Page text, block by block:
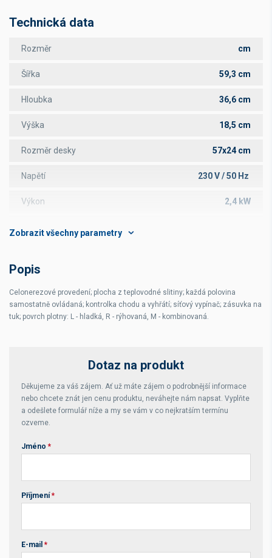
Technická data
Rozměr cm
Šířka 59,3 cm
Hloubka 36,6 cm
Výška 18,5 cm
Rozměr desky 57x24 cm
Napětí 230 V / 50 Hz
Výkon 2,4 kW
Rozsah teplot
Popis
Celonerezové provedení; plocha z teplovodné slitiny; každá polovina
samostatně ovládaná; kontrolka chodu a vyhřátí; síťový vypínač; zásuvka na
tuk; povrch plotny: L - hladká, R - rýhovaná, M - kombinovaná.
Dotaz na produkt
Děkujeme za váš zájem. Ať už máte zájem o podrobnější informace
nebo chcete znát jen cenu produktu, neváhejte nám napsat. Vyplňte
a odešlete formulář níže a my se vám v co nejkratším termínu
ozveme.
Jméno *
Příjmení *
E-mail *